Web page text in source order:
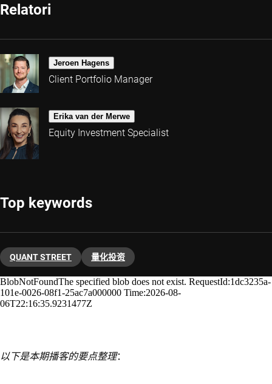
Relatori
Jeroen Hagens
Client Portfolio Manager
Erika van der Merwe
Equity Investment Specialist
Top keywords
QUANT STREET 量化投资
以下是本期播客的要点整理：